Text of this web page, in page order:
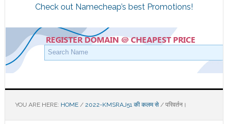
Check out Namecheap’s best Promotions!
YOU ARE HERE: HOME / 2022-KMSRAJ51 की कलम से /परिवर्तन।